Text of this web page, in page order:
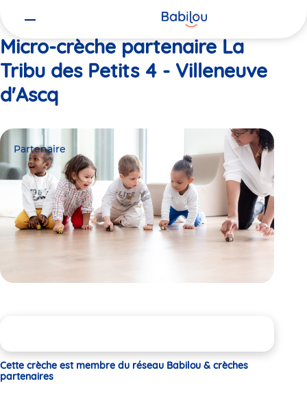
Micro-crèche partenaire La
Tribu des Petits 4 - Villeneuve
d'Ascq
Partenaire
Cette crèche est membre du réseau Babilou & crèches
partenaires